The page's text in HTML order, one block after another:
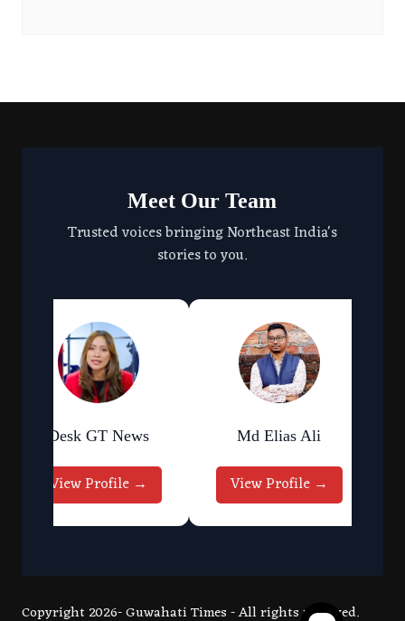
Meet Our Team
Trusted voices bringing Northeast India's
stories to you.
Desk GT News
View Profile →
Md Elias Ali
View Profile →
Copyright 2026- Guwahati Times - All rights reserved.